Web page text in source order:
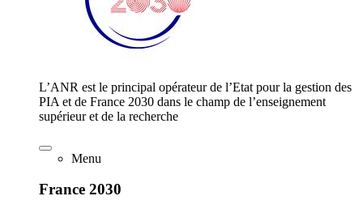
L’ANR est le principal opérateur de l’Etat pour la gestion des
PIA et de France 2030 dans le champ de l’enseignement
supérieur et de la recherche
Menu
France 2030